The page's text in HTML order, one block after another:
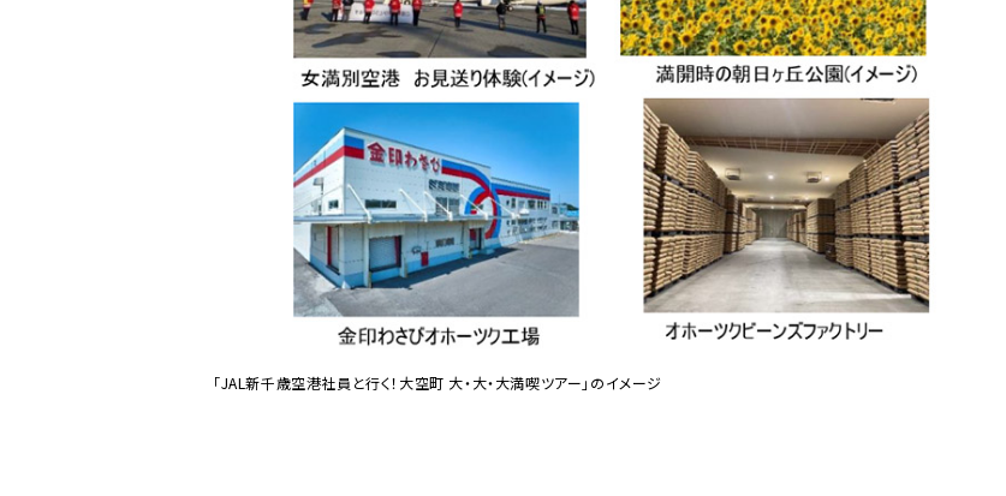
「JAL新千歳空港社員と行く！大空町 大・大・大満喫ツアー」のイメージ